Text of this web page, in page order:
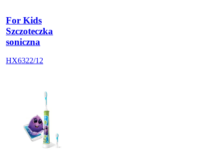
For Kids
Szczoteczka
soniczna
HX6322/12